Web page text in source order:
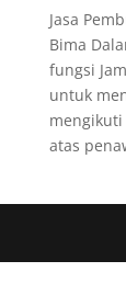
Jasa
Bima
fungsi
untuk
atas